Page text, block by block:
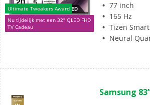
Ultimate Tweakers Award
Nu tijdelijk met een 32" QLED FHD
TV Cadeau
77 inch
165 Hz
Tizen
Neural
van
Samsung